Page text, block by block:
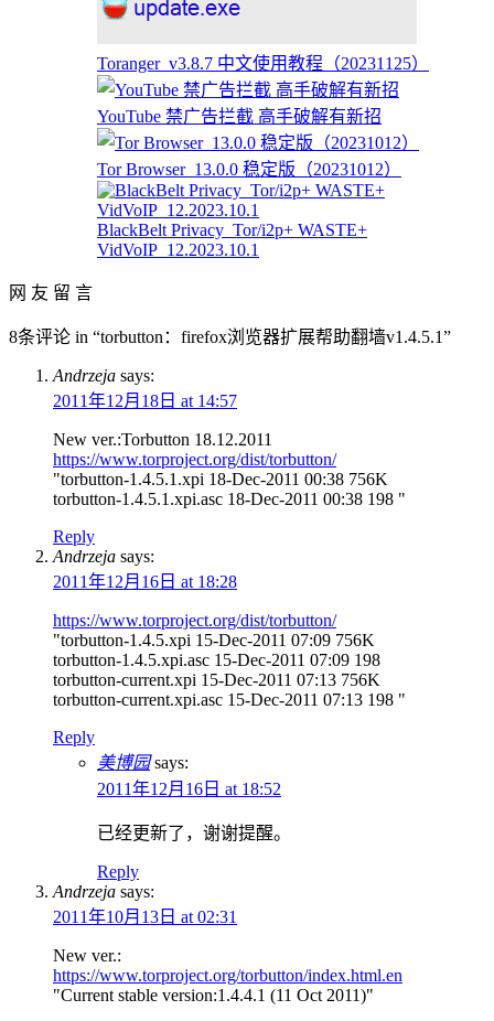
Toranger_v3.8.7 中文使用教程（20231125）
YouTube 禁广告拦截 高手破解有新招
Tor Browser_13.0.0 稳定版（20231012）
BlackBelt Privacy_Tor/i2p+ WASTE+
VidVoIP_12.2023.10.1
网 友 留 言
8条评论 in “torbutton：firefox浏览器扩展帮助翻墙v1.4.5.1”
Andrzeja says:
2011年12月18日 at 14:57
New ver.:Torbutton 18.12.2011
https://www.torproject.org/dist/torbutton/
"torbutton-1.4.5.1.xpi 18-Dec-2011 00:38 756K
torbutton-1.4.5.1.xpi.asc 18-Dec-2011 00:38 198 "
Reply
Andrzeja says:
2011年12月16日 at 18:28
https://www.torproject.org/dist/torbutton/
"torbutton-1.4.5.xpi 15-Dec-2011 07:09 756K
torbutton-1.4.5.xpi.asc 15-Dec-2011 07:09 198
torbutton-current.xpi 15-Dec-2011 07:13 756K
torbutton-current.xpi.asc 15-Dec-2011 07:13 198 "
Reply
美博园 says:
2011年12月16日 at 18:52
已经更新了，谢谢提醒。
Reply
Andrzeja says:
2011年10月13日 at 02:31
New ver.:
https://www.torproject.org/torbutton/index.html.en
"Current stable version:1.4.4.1 (11 Oct 2011)"